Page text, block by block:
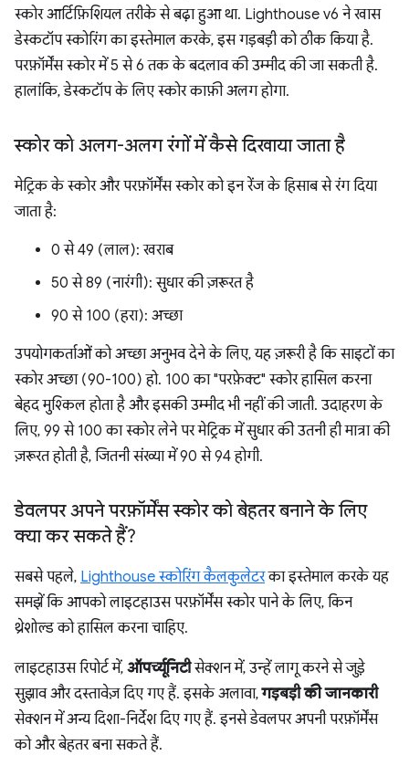
स्कोर आर्टिफ़िशियल तरीके से बढ़ा हुआ था. Lighthouse v6 ने खास
डेस्कटॉप स्कोरिंग का इस्तेमाल करके, इस गड़बड़ी को ठीक किया है.
परफ़ॉर्मेंस स्कोर में 5 से 6 तक के बदलाव की उम्मीद की जा सकती है.
हालांकि, डेस्कटॉप के लिए स्कोर काफ़ी अलग होगा.
स्कोर को अलग-अलग रंगों में कैसे दिखाया जाता है
मेट्रिक के स्कोर और परफ़ॉर्मेंस स्कोर को इन रेंज के हिसाब से रंग दिया
जाता है:
0 से 49 (लाल): खराब
50 से 89 (नारंगी): सुधार की ज़रूरत है
90 से 100 (हरा): अच्छा
उपयोगकर्ताओं को अच्छा अनुभव देने के लिए, यह ज़रूरी है कि साइटों का
स्कोर अच्छा (90-100) हो. 100 का "परफ़ेक्ट" स्कोर हासिल करना
बेहद मुश्किल होता है और इसकी उम्मीद भी नहीं की जाती. उदाहरण के
लिए, 99 से 100 का स्कोर लेने पर मेट्रिक में सुधार की उतनी ही मात्रा की
ज़रूरत होती है, जितनी संख्या में 90 से 94 होगी.
डेवलपर अपने परफ़ॉर्मेंस स्कोर को बेहतर बनाने के लिए
क्या कर सकते हैं?
सबसे पहले, Lighthouse स्कोरिंग कैलकुलेटरका इस्तेमाल करके यह
समझें कि आपको लाइटहाउस परफ़ॉर्मेंस स्कोर पाने के लिए, किन
थ्रेशोल्ड को हासिल करना चाहिए.
लाइटहाउस रिपोर्ट में, ऑपर्च्यूनिटीसेक्शन में, उन्हें लागू करने से जुड़े
सुझाव और दस्तावेज़ दिए गए हैं. इसके अलावा,गड़बड़ी की जानकारी
सेक्शन में अन्य दिशा-निर्देश दिए गए हैं. इनसे डेवलपर अपनी परफ़ॉर्मेंस
को और बेहतर बना सकते हैं.